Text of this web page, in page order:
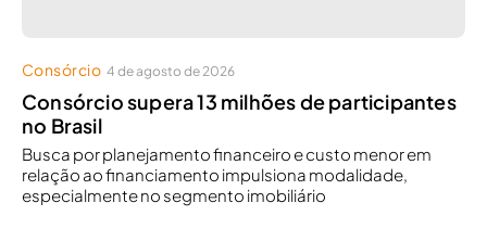
Consórcio 4 de agosto de 2026
Consórcio supera 13 milhões de participantes
no Brasil
Busca por planejamento financeiro e custo menor em
relação ao financiamento impulsiona modalidade,
especialmente no segmento imobiliário